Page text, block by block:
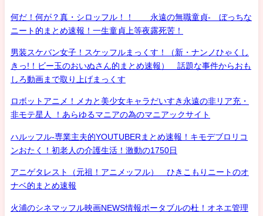
何だ！何が？真・シロッフル！！ 永遠の無職童貞- ぼっちな
ニート的まとめ速報！一生童貞上等夜露死苦！
男装スケバン女子！スケッフルまっくす！（新・ナンノひゃくし
きっ!！ビー玉のおいぬさん的まとめ速報） 話題な事件からおも
しろ動画まで取り上げまっくす
ロボットアニメ！メカと美少女キャラだいすき永遠の非リア充・
非モテ星人 ！あらゆるマニアの為のマニアックサイト
ハルッフル-専業主夫的YOUTUBERまとめ速報！キモデブロリコ
ンおたく！初老人の介護生活！激動の1750日
アニゲタレスト（元祖！アニメッフル） ひきこもりニートのオ
ナベ的まとめ速報
火浦のシネマッフル映画NEWS情報ポータブルの杜！オネエ管理